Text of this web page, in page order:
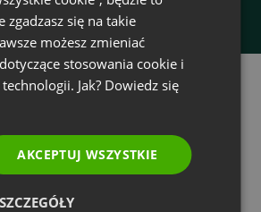
ITALIAN
zgadzasz się na takie
możesz zmieniać
stosowania cookie i
Jak? Dowiedz się
AKCEPTUJ WSZYSTKIE